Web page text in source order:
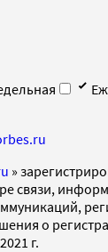
»
связи,
о
г.